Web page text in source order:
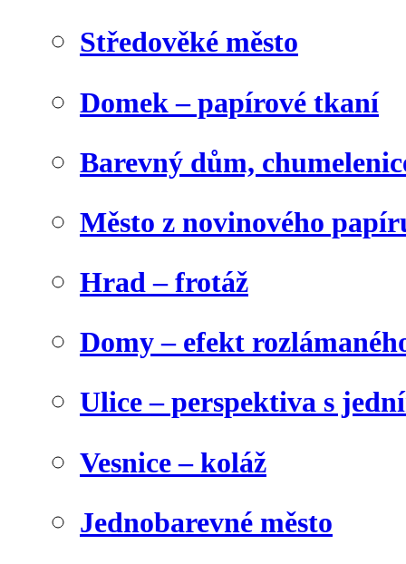
Středověké město
Domek – papírové tkaní
Barevný dům,
Město z novinového
Hrad – frotáž
Domy – efekt
Ulice – perspektiva s
Vesnice – koláž
Jednobarevné město